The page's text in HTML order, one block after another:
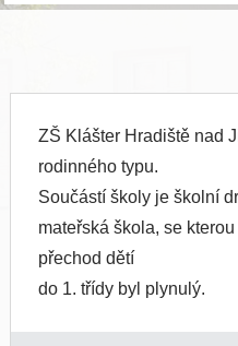
ZŠ Klášter Hradiště nad
rodinného typu.
Součástí školy je školní
mateřská škola, se
přechod dětí
do 1. třídy byl plynulý.